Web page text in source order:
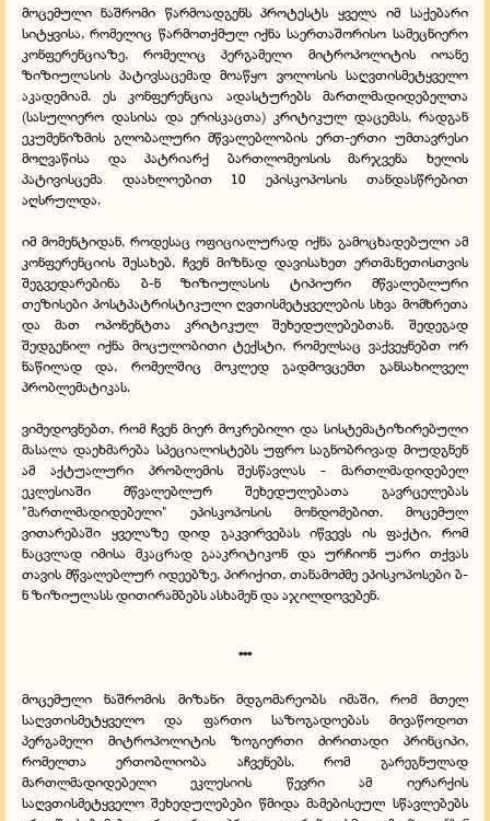
მოცემული ნაშრომი წარმოადგენს პროტესტს ყველა იმ საქებარი
სიტყვისა, რომელიც წარმოთქმულ იქნა საერთაშორისო სამეცნიერო
კონფერენციაზე, რომელიც პერგამელი მიტროპოლიტის იოანე
ზიზიულასის პატივსაცემად მოაწყო ვოლოსის საღვთისმეტყველო
აკადემიამ. ეს კონფერენცია ადასტურებს მართლმადიდებელთა
(სასულიერო დასისა და ერისკაცთა) კრიტიკულ დაცემას, რადგან
ეკუმენიზმის გლობალური მწვალებლობის ერთ-ერთი უმთავრესი
მოღვაწისა და პატრიარქ ბართლომეოსის მარჯვენა ხელის
პატივისცემა დაახლოებით 10 ეპისკოპოსის თანდასწრებით
აღსრულდა.
იმ მომენტიდან, როდესაც ოფიციალურად იქნა გამოცხადებული ამ
კონფერენციის შესახებ, ჩვენ მიზნად დავისახეთ ერთმანეთისთვის
შეგვედარებინა ბ-ნ ზიზიულასის ტიპიური მწვალებლური
თეზისები პოსტპატრისტიკული ღვთისმეტყველების სხვა მომხრეთა
და მათ ოპონენტთა კრიტიკულ შეხედულებებთან. შედეგად
შედგენილ იქნა მოცულობითი ტექსტი, რომელსაც ვაქვეყნებთ ორ
ნაწილად და, რომელშიც მოკლედ გადმოვცემთ განსახილველ
პრობლემატიკას.
ვიმედოვნებთ, რომ ჩვენ მიერ მოკრებილი და სისტემატიზირებული
მასალა დაეხმარება სპეციალისტებს უფრო საგნობრივად მიუდგნენ
ამ აქტუალური პრობლემის შესწავლას - მართლმადიდებელ
ეკლესიაში მწვალებლურ შეხედულებათა გავრცელებას
"მართლმადიდებელი" ეპისკოპოსის მონდომებით. მოცემულ
ვითარებაში ყველაზე დიდ გაკვირვებას იწვევს ის ფაქტი, რომ
ნაცვლად იმისა მკაცრად გააკრიტიკონ და ურჩიონ უარი თქვას
თავის მწვალებლურ იდეებზე, პირიქით, თანამოძმე ეპისკოპოსები ბ-
ნ ზიზიულასს დითირამბებს ასხამენ და აჯილდოვებენ.
***
მოცემული ნაშრომის მიზანი მდგომარეობს იმაში, რომ მთელ
საღვთისმეტყველო და ფართო საზოგადოებას მივაწოდოთ
პერგამელი მიტროპოლიტის ზოგიერთი ძირითადი პრინციპი,
რომელთა ერთობლიობა აჩვენებს, რომ გარეგნულად
მართლმადიდებელი ეკლესიის წევრი ამ იერარქის
საღვთისმეტყველო შეხედულებები წმიდა მამებისეულ სწავლებებს